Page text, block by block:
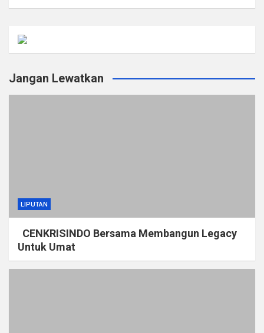
Jangan Lewatkan
LIPUTAN
CENKRISINDO Bersama Membangun Legacy
Untuk Umat